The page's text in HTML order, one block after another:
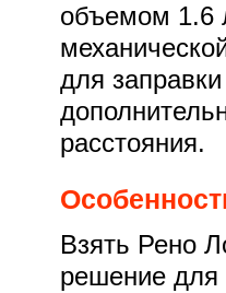
объемом 1.6
для
расстояния.
Взять Рено
решение для